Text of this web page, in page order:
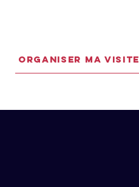
ORGANISER MA VISITE